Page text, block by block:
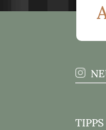
TIPPS